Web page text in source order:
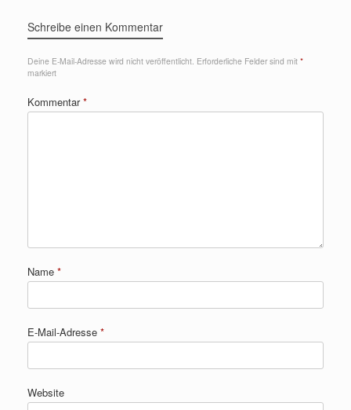
Schreibe einen Kommentar
Deine E-Mail-Adresse wird nicht veröffentlicht. Erforderliche Felder sind mit *
markiert
Kommentar*
Name *
E-Mail-Adresse *
Website